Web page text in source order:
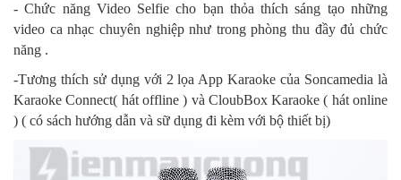
- Chức năng Video Selfie cho bạn thỏa thích sáng tạo những
video ca nhạc chuyên nghiệp như trong phòng thu đầy đủ chức
năng .
-Tương thích sử dụng với 2 lọa App Karaoke của Soncamedia là
Karaoke Connect( hát offline ) và CloubBox Karaoke ( hát online
) ( có sách hướng dẫn và sữ dụng đi kèm với bộ thiết bị)